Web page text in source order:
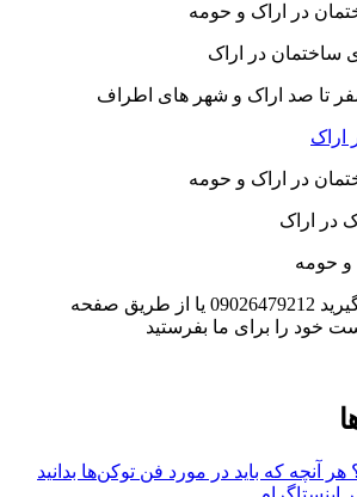
در اراک و حومه
ساختمان در اراک
تا صد اراک و شهر های اطراف
در اراک و حومه
در اراک
حومه
کافیست با ما تماس بگیرید 09026479212 یا از طریق صفحه
خود را برای ما بفرستید
آنچه که باید در مورد فن توکن‌ها بدانید